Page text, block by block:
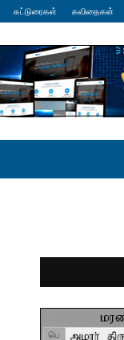
கட்டுரைகள் கவிதைகள்